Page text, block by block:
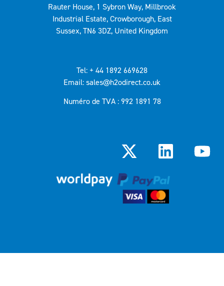
Rauter House, 1 Sybron Way, Millbrook
Industrial Estate, Crowborough, East
Sussex, TN6 3DZ, United Kingdom
Tel: + 44 1892 669628
Email: sales@h2odirect.co.uk
Numéro de TVA : 992 1891 78